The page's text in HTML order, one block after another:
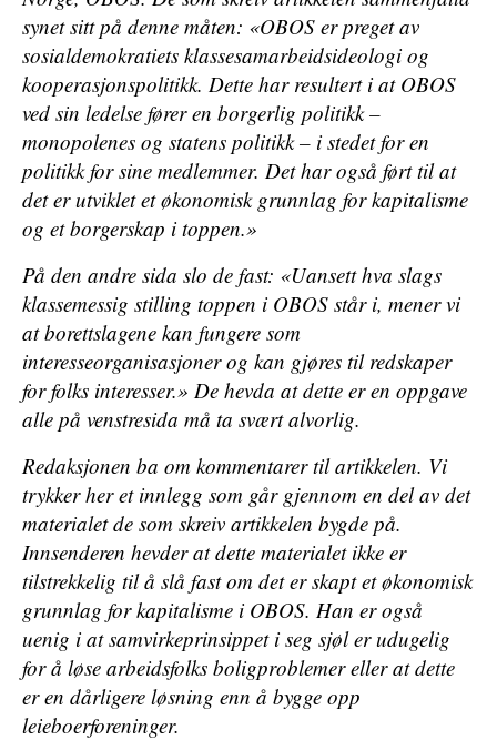
synet sitt på denne måten: «OBOS er preget av
sosialdemokratiets klassesamarbeidsideologi og
kooperasjonspolitikk. Dette har resultert i at OBOS
ved sin ledelse fører en borgerlig politikk –
monopolenes og statens politikk – i stedet for en
politikk for sine medlemmer. Det har også ført til at
det er utviklet et økonomisk grunnlag for kapitalisme
og et borgerskap i toppen.»
På den andre sida slo de fast: «Uansett hva slags
klassemessig stilling toppen i OBOS står i, mener vi
at borettslagene kan fungere som
interesseorganisasjoner og kan gjøres til redskaper
for folks interesser.» De hevda at dette er en oppgave
alle på venstresida må ta svært alvorlig.
Redaksjonen ba om kommentarer til artikkelen. Vi
trykker her et innlegg som går gjennom en del av det
materialet de som skreiv artikkelen bygde på.
Innsenderen hevder at dette materialet ikke er
tilstrekkelig til å slå fast om det er skapt et økonomisk
grunnlag for kapitalisme i OBOS. Han er også
uenig i at samvirkeprinsippet i seg sjøl er udugelig
for å løse arbeidsfolks boligproblemer eller at dette
er en dårligere løsning enn å bygge opp
leieboerforeninger.